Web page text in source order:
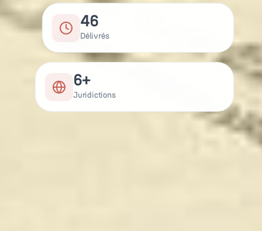
46
Délivrés
6+
Juridictions